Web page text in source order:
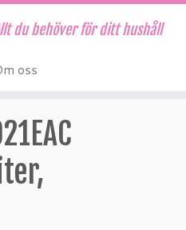
du behöver för ditt hushåll
oss